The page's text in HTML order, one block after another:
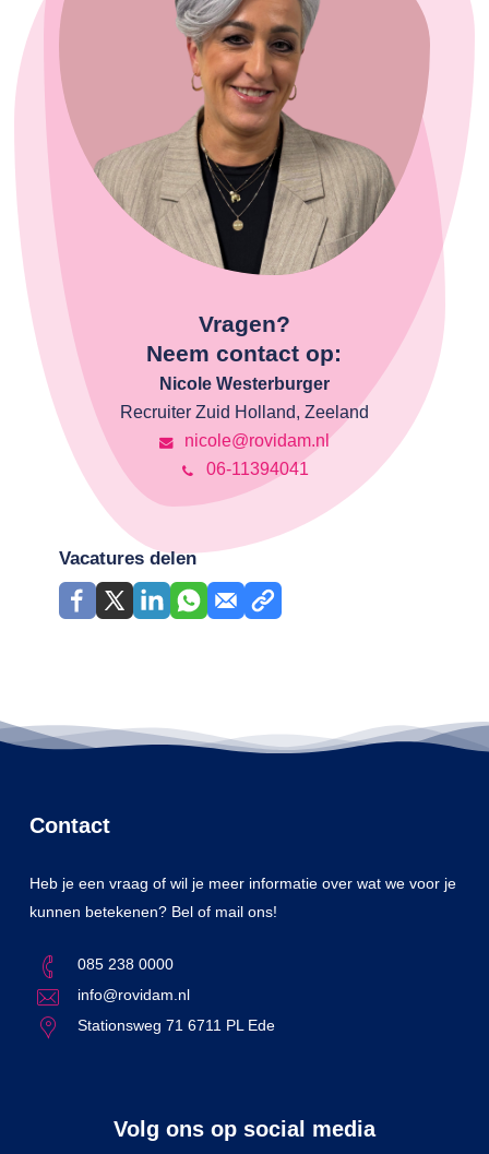
Vragen?
Neem contact op:
Nicole Westerburger
Recruiter Zuid Holland, Zeeland
nicole@rovidam.nl
06-11394041
Vacatures delen
Contact
Heb je een vraag of wil je meer informatie over wat we voor je
kunnen betekenen? Bel of mail ons!
085 238 0000
info@rovidam.nl
Stationsweg 71 6711 PL Ede
Volg ons op social media